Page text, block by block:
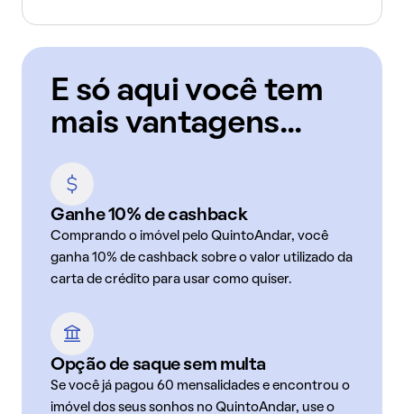
E só aqui você tem
mais vantagens...
Ganhe 10% de cashback
Comprando o imóvel pelo QuintoAndar, você
ganha 10% de cashback sobre o valor utilizado da
carta de crédito para usar como quiser.
Opção de saque sem multa
Se você já pagou 60 mensalidades e encontrou o
imóvel dos seus sonhos no QuintoAndar, use o